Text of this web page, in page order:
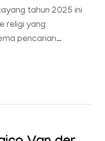
tahun 2025 ini
religi yang
pencarian…